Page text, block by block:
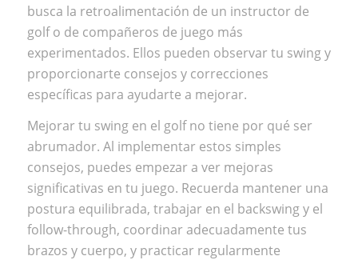
busca la retroalimentación de un instructor de
golf o de compañeros de juego más
experimentados. Ellos pueden observar tu swing y
proporcionarte consejos y correcciones
específicas para ayudarte a mejorar.
Mejorar tu swing en el golf no tiene por qué ser
abrumador. Al implementar estos simples
consejos, puedes empezar a ver mejoras
significativas en tu juego. Recuerda mantener una
postura equilibrada, trabajar en el backswing y el
follow-through, coordinar adecuadamente tus
brazos y cuerpo, y practicar regularmente